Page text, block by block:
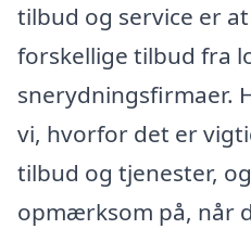
tilbud og service er
forskellige tilbud fra
snerydningsfirmaer.
vi, hvorfor det er
tilbud og tjenester,
opmærksom på, når